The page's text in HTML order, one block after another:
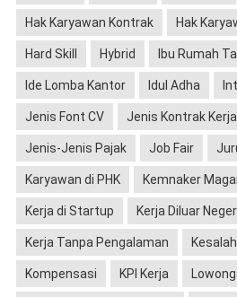
Hak Karyawan Kontrak Hak
Hard Skill Hybrid Ibu Rumah
Ide Lomba Kantor Idul Adha
Jenis Font CV Jenis Kontrak Kerja
Jenis-Jenis Pajak Job Fair
Karyawan di PHK Kemnaker
Kerja di Startup Kerja Diluar
Kerja Tanpa Pengalaman
Kompensasi KPI Kerja